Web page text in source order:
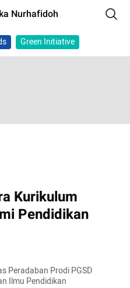
Nurhafidoh
Green Initiative
Kurikulum
Pendidikan
Peradaban Prodi PGSD
Ilmu Pendidikan